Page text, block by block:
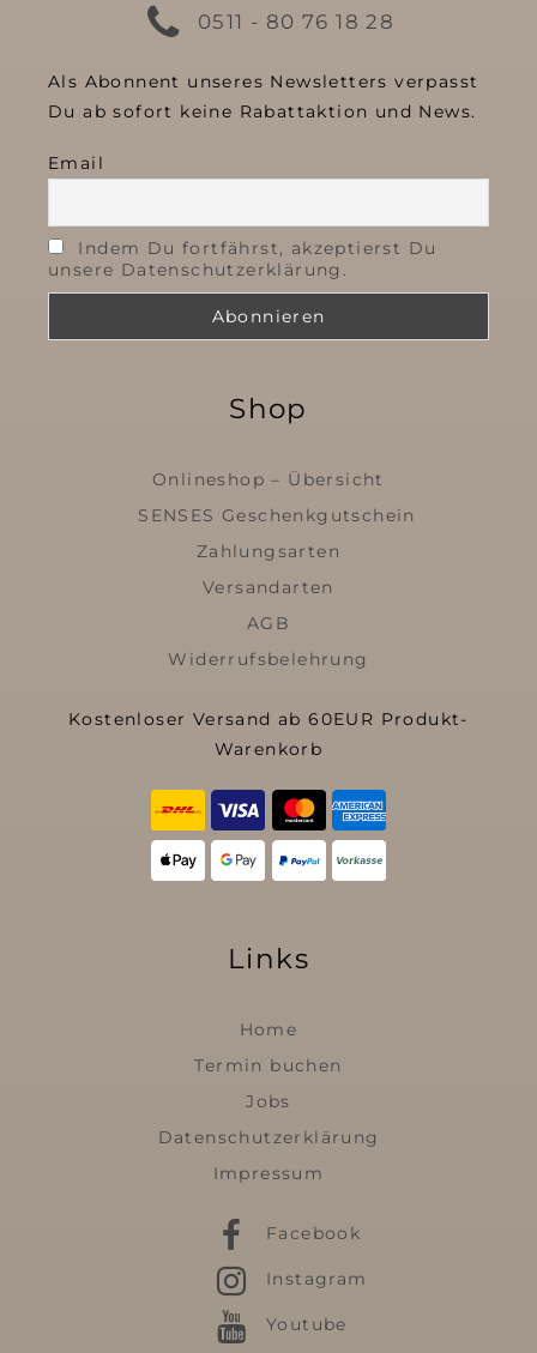
0511 - 80 76 18 28
Als Abonnent unseres Newsletters verpasst
Du ab sofort keine Rabattaktion und News.
Email
Indem Du fortfährst, akzeptierst Du
unsere Datenschutzerklärung.
Shop
Onlineshop – Übersicht
SENSES Geschenkgutschein
Zahlungsarten
Versandarten
AGB
Widerrufsbelehrung
Kostenloser Versand ab 60EUR Produkt-
Warenkorb
Links
Home
Termin buchen
Jobs
Datenschutzerklärung
Impressum
Facebook
Instagram
Youtube